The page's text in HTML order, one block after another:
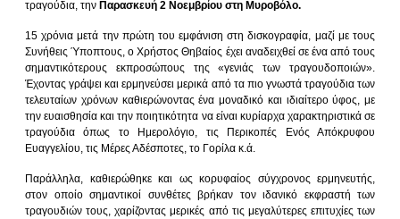
τραγούδια, την Παρασκευή 2 Νοεμβρίου στη Μυροβόλο.
15 χρόνια μετά την πρώτη του εμφάνιση στη δισκογραφία, μαζί με τους
Συνήθεις Ύποπτους, ο Χρήστος Θηβαίος έχει αναδειχθεί σε ένα από τους
σημαντικότερους εκπροσώπους της «γενιάς των τραγουδοποιών».
Έχοντας γράψει και ερμηνεύσει μερικά από τα πιο γνωστά τραγούδια των
τελευταίων χρόνων καθιερώνοντας ένα μοναδικό και ιδιαίτερο ύφος, με
την ευαισθησία και την ποιητικότητα να είναι κυρίαρχα χαρακτηριστικά σε
τραγούδια όπως το Ημερολόγιο, τις Περικοπές Ενός Απόκρυφου
Ευαγγελίου, τις Μέρες Αδέσποτες, το Γορίλα κ.ά.
Παράλληλα, καθιερώθηκε και ως κορυφαίος σύγχρονος ερμηνευτής,
στον οποίο σημαντικοί συνθέτες βρήκαν τον ιδανικό εκφραστή των
τραγουδιών τους, χαρίζοντας μερικές από τις μεγαλύτερες επιτυχίες των